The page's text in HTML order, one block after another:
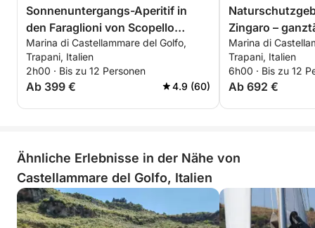
Sonnenuntergangs-Aperitif in
den Faraglioni von Scopello
(MAX. 6 Personen)
Marina di Castellammare del Golfo,
Trapani, Italien
2h00 · Bis zu 12 Personen
Ab 399 € 4.9 (60)
Zingaro –
Marina di
Trapani, Italien
6h00 · Bis zu 12
Ab 692 €
Ähnliche Erlebnisse in der Nähe von
Castellammare del Golfo, Italien